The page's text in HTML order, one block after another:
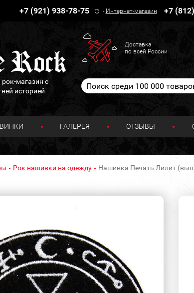
+7 (921) 938-78-75 - Интернет-магазин +7
магазин с
историей
Доставка
по всей России
ГАЛЕРЕЯ ОТЗЫВЫ
Рок нашивки на одежду Нашивка Печать Лилит